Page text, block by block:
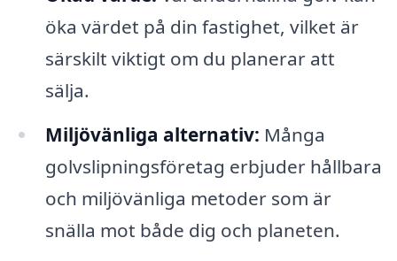
öka värdet på din fastighet, vilket är
särskilt viktigt om du planerar att
sälja.
Miljövänliga alternativ: Många
golvslipningsföretag erbjuder hållbara
och miljövänliga metoder som är
snälla mot både dig och planeten.